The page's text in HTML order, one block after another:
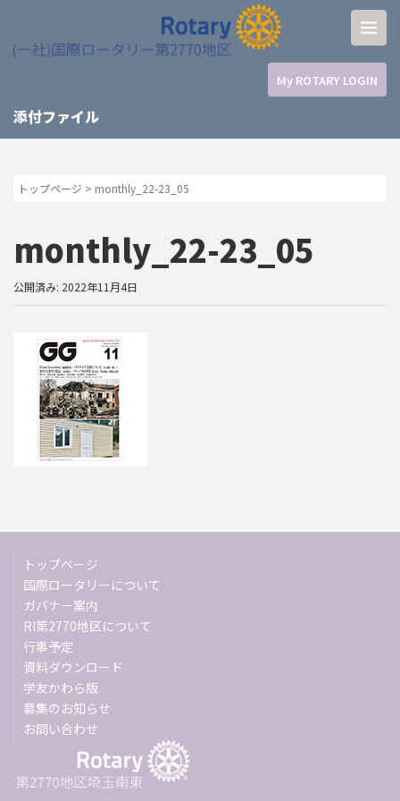
My ROTARY LOGIN
添付ファイル
トップページ > monthly_22-23_05
monthly_22-23_05
公開済み: 2022年11月4日
トップページ
国際ロータリーについて
ガバナー案内
RI第2770地区について
行事予定
資料ダウンロード
学友かわら版
募集のお知らせ
お問い合わせ